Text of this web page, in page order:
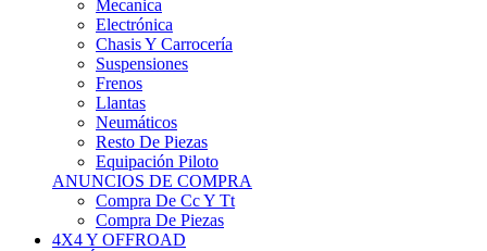
Chasis Y Carrocería
Suspensiones
Frenos
Llantas
Neumáticos
Resto De Piezas
Equipación Piloto
ANUNCIOS DE COMPRA
Compra De Cc Y Tt
Compra De Piezas
4X4 Y OFFROAD
VEHÍCULOS 4X4